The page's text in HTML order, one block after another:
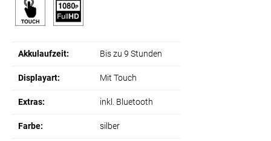
Akkulaufzeit: Bis zu 9 Stunden
Displayart: Mit Touch
Extras: inkl. Bluetooth
Farbe: silber